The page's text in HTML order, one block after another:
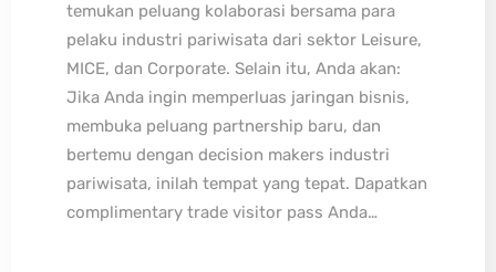
temukan peluang kolaborasi bersama para
pelaku industri pariwisata dari sektor Leisure,
MICE, dan Corporate. Selain itu, Anda akan:
Jika Anda ingin memperluas jaringan bisnis,
membuka peluang partnership baru, dan
bertemu dengan decision makers industri
pariwisata, inilah tempat yang tepat. Dapatkan
complimentary trade visitor pass Anda…